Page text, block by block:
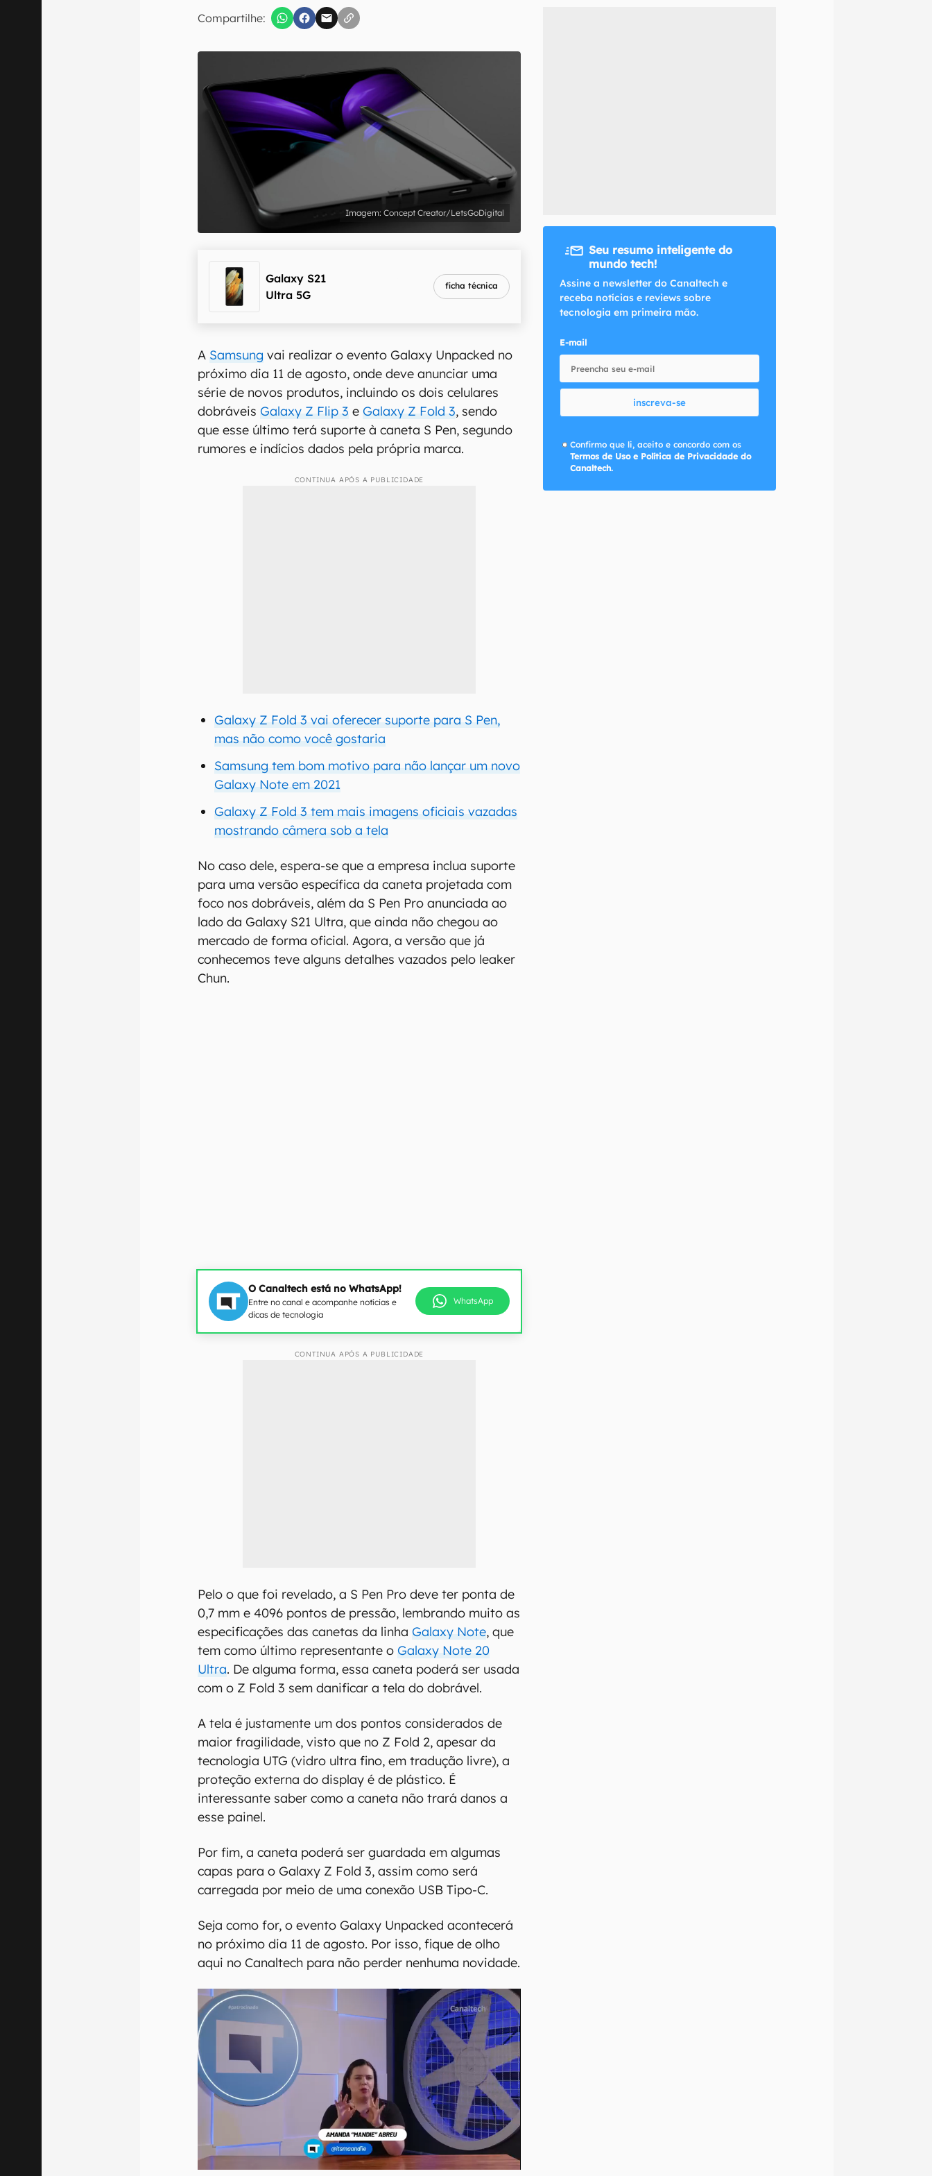
Compartilhe:
Confirmo que li, aceito e concordo com os Termos de Uso e Política de Privacidade do Canaltech.
Concept Creator/LetsGoDigital
Galaxy S21
Ultra 5G
ficha técnica
A Samsung vai realizar o evento Galaxy Unpacked no
próximo dia 11 de agosto, onde deve anunciar uma
série de novos produtos, incluindo os dois celulares
dobráveisGalaxy Z Flip 3 eGalaxy Z Fold 3, sendo
que esse último terá suporte à caneta S Pen, segundo
rumores e indícios dados pela própria marca.
CONTINUA APÓS A PUBLICIDADE
Galaxy Z Fold 3 vai oferecer suporte para S Pen,
mas não como você gostaria
Samsung tem bom motivo para não lançar um novo
Galaxy Note em 2021
Galaxy Z Fold 3 tem mais imagens oficiais vazadas
mostrando câmera sob a tela
No caso dele, espera-se que a empresa inclua suporte
para uma versão específica da caneta projetada com
foco nos dobráveis, além da S Pen Pro anunciada ao
lado da Galaxy S21 Ultra, que ainda não chegou ao
mercado de forma oficial. Agora, a versão que já
conhecemos teve alguns detalhes vazados pelo leaker
Chun.
O Canaltech está no WhatsApp!
Entre no canal e acompanhe notícias e
dicas de tecnologia
WhatsApp
CONTINUA APÓS A PUBLICIDADE
Pelo o que foi revelado, a S Pen Pro deve ter ponta de
0,7 mm e 4096 pontos de pressão, lembrando muito as
especificações das canetas da linhaGalaxy Note, que
tem como último representante oGalaxy Note 20
Ultra. De alguma forma, essa caneta poderá ser usada
com o Z Fold 3 sem danificar a tela do dobrável.
A tela é justamente um dos pontos considerados de
maior fragilidade, visto que no Z Fold 2, apesar da
tecnologia UTG (vidro ultra fino, em tradução livre), a
proteção externa do display é de plástico. É
interessante saber como a caneta não trará danos a
esse painel.
Por fim, a caneta poderá ser guardada em algumas
capas para o Galaxy Z Fold 3, assim como será
carregada por meio de uma conexão USB Tipo-C.
Seja como for, o evento Galaxy Unpacked acontecerá
no próximo dia 11 de agosto. Por isso, fique de olho
aqui no Canaltech para não perder nenhuma novidade.
Seu resumo inteligente do
mundo tech!
Assine a newsletter do Canaltech e
receba notícias e reviews sobre
tecnologia em primeira mão.
E-mail
inscreva-se
Confirmo que li, aceito e concordo com os
Termos de Uso e Política de Privacidade do
Canaltech.